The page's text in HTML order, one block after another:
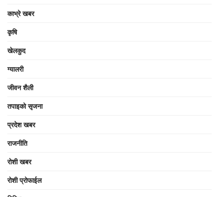
काभ्रे खबर
कृषि
खेलकुद
ग्यालरी
जीवन शैली
तपाइको सृजना
प्रदेश खबर
राजनीति
रोशी खबर
रोशी प्रोफाईल